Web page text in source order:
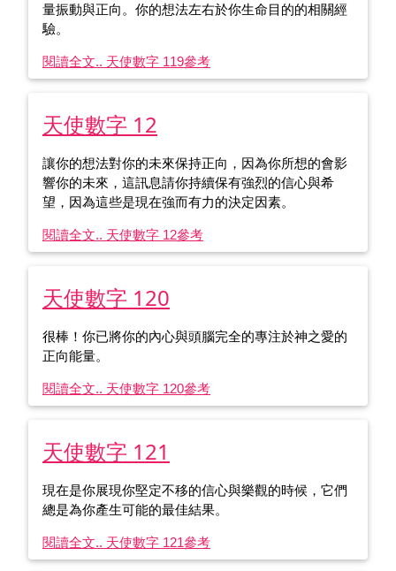
量振動與正向。你的想法左右於你生命目的的相關經
驗。
閱讀全文.. 天使數字 119參考
天使數字 12
讓你的想法對你的未來保持正向，因為你所想的會影
響你的未來，這訊息請你持續保有強烈的信心與希
望，因為這些是現在強而有力的決定因素。
閱讀全文.. 天使數字 12參考
天使數字 120
很棒！你已將你的內心與頭腦完全的專注於神之愛的
正向能量。
閱讀全文.. 天使數字 120參考
天使數字 121
現在是你展現你堅定不移的信心與樂觀的時候，它們
總是為你產生可能的最佳結果。
閱讀全文.. 天使數字 121參考